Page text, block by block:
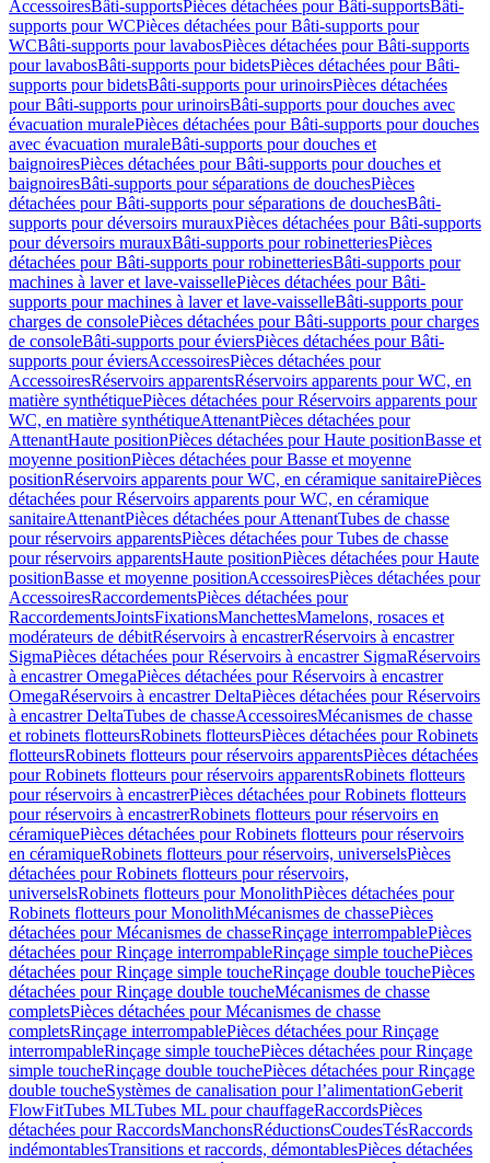
AccessoiresBâti-supportsPièces détachées pour Bâti-supportsBâti-
supports pour WCPièces détachées pour Bâti-supports pour
WCBâti-supports pour lavabosPièces détachées pour Bâti-supports
pour lavabosBâti-supports pour bidetsPièces détachées pour Bâti-
supports pour bidetsBâti-supports pour urinoirsPièces détachées
pour Bâti-supports pour urinoirsBâti-supports pour douches avec
évacuation muralePièces détachées pour Bâti-supports pour douches
avec évacuation muraleBâti-supports pour douches et
baignoiresPièces détachées pour Bâti-supports pour douches et
baignoiresBâti-supports pour séparations de douchesPièces
détachées pour Bâti-supports pour séparations de douchesBâti-
supports pour déversoirs murauxPièces détachées pour Bâti-supports
pour déversoirs murauxBâti-supports pour robinetteriesPièces
détachées pour Bâti-supports pour robinetteriesBâti-supports pour
machines à laver et lave-vaissellePièces détachées pour Bâti-
supports pour machines à laver et lave-vaisselleBâti-supports pour
charges de consolePièces détachées pour Bâti-supports pour charges
de consoleBâti-supports pour éviersPièces détachées pour Bâti-
supports pour éviersAccessoiresPièces détachées pour
AccessoiresRéservoirs apparentsRéservoirs apparents pour WC, en
matière synthétiquePièces détachées pour Réservoirs apparents pour
WC, en matière synthétiqueAttenantPièces détachées pour
AttenantHaute positionPièces détachées pour Haute positionBasse et
moyenne positionPièces détachées pour Basse et moyenne
positionRéservoirs apparents pour WC, en céramique sanitairePièces
détachées pour Réservoirs apparents pour WC, en céramique
sanitaireAttenantPièces détachées pour AttenantTubes de chasse
pour réservoirs apparentsPièces détachées pour Tubes de chasse
pour réservoirs apparentsHaute positionPièces détachées pour Haute
positionBasse et moyenne positionAccessoiresPièces détachées pour
AccessoiresRaccordementsPièces détachées pour
RaccordementsJointsFixationsManchettesMamelons, rosaces et
modérateurs de débitRéservoirs à encastrerRéservoirs à encastrer
SigmaPièces détachées pour Réservoirs à encastrer SigmaRéservoirs
à encastrer OmegaPièces détachées pour Réservoirs à encastrer
OmegaRéservoirs à encastrer DeltaPièces détachées pour Réservoirs
à encastrer DeltaTubes de chasseAccessoiresMécanismes de chasse
et robinets flotteursRobinets flotteursPièces détachées pour Robinets
flotteursRobinets flotteurs pour réservoirs apparentsPièces détachées
pour Robinets flotteurs pour réservoirs apparentsRobinets flotteurs
pour réservoirs à encastrerPièces détachées pour Robinets flotteurs
pour réservoirs à encastrerRobinets flotteurs pour réservoirs en
céramiquePièces détachées pour Robinets flotteurs pour réservoirs
en céramiqueRobinets flotteurs pour réservoirs, universelsPièces
détachées pour Robinets flotteurs pour réservoirs,
universelsRobinets flotteurs pour MonolithPièces détachées pour
Robinets flotteurs pour MonolithMécanismes de chassePièces
détachées pour Mécanismes de chasseRinçage interrompablePièces
détachées pour Rinçage interrompableRinçage simple touchePièces
détachées pour Rinçage simple toucheRinçage double touchePièces
détachées pour Rinçage double toucheMécanismes de chasse
completsPièces détachées pour Mécanismes de chasse
completsRinçage interrompablePièces détachées pour Rinçage
interrompableRinçage simple touchePièces détachées pour Rinçage
simple toucheRinçage double touchePièces détachées pour Rinçage
double toucheSystèmes de canalisation pour l’alimentationGeberit
FlowFitTubes MLTubes ML pour chauffageRaccordsPièces
détachées pour RaccordsManchonsRéductionsCoudesTésRaccords
indémontablesTransitions et raccords, démontablesPièces détachées